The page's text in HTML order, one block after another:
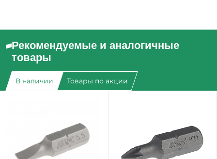
Рекомендуемые и аналогичные
товары
В наличии Товары по акции